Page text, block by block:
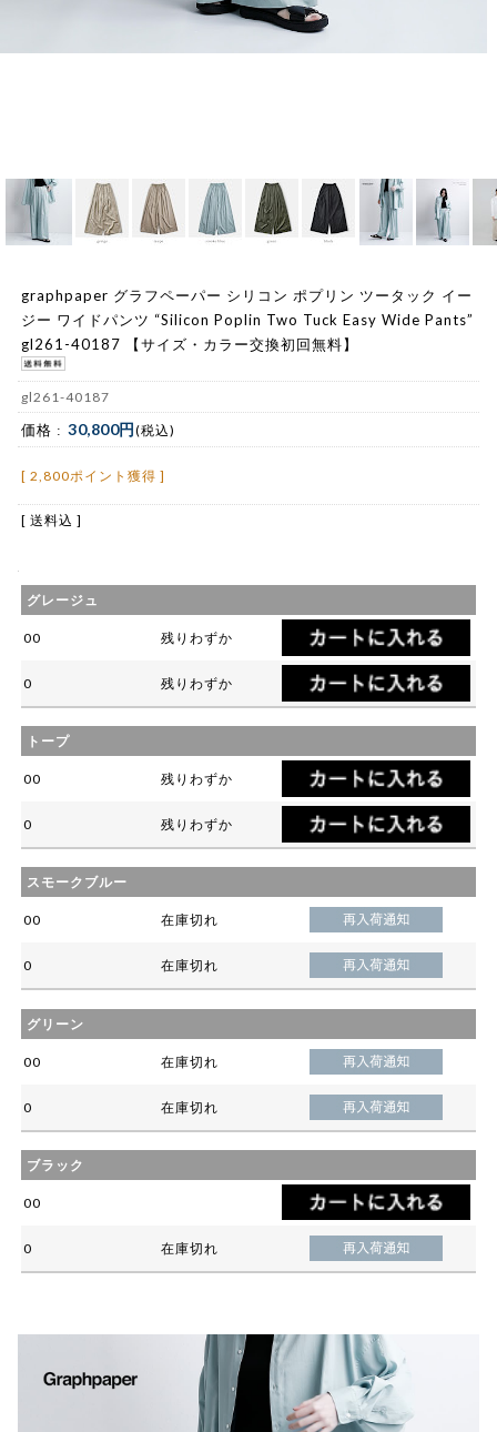
graphpaper グラフペーパー シリコン ポプリン ツータック イー
ジー ワイドパンツ “Silicon Poplin Two Tuck Easy Wide Pants”
gl261-40187 【サイズ・カラー交換初回無料】
gl261-40187
価格 : 30,800円(税込)
[ 2,800ポイント獲得 ]
[ 送料込 ]
グレージュ
00 残りわずか
0 残りわずか
トープ
00 残りわずか
0 残りわずか
スモークブルー
00 在庫切れ
0 在庫切れ
グリーン
00 在庫切れ
0 在庫切れ
ブラック
00
0 在庫切れ